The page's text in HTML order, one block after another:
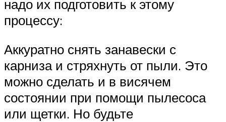
надо их подготовить к этому
процессу:
Аккуратно снять занавески с
карниза и стряхнуть от пыли. Это
можно сделать и в висячем
состоянии при помощи пылесоса
или щетки. Но будьте